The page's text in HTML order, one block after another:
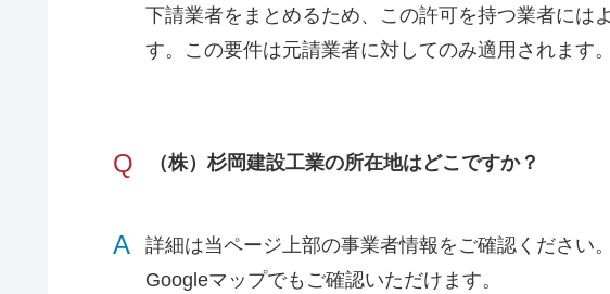
下請業者をまとめるため、この許可を持つ業者には
す。この要件は元請業者に対してのみ適用されます。
Q （株）杉岡建設工業の所在地はどこですか？
A
詳細は当ページ上部の事業者情報をご確認ください
Googleマップでもご確認いただけます。